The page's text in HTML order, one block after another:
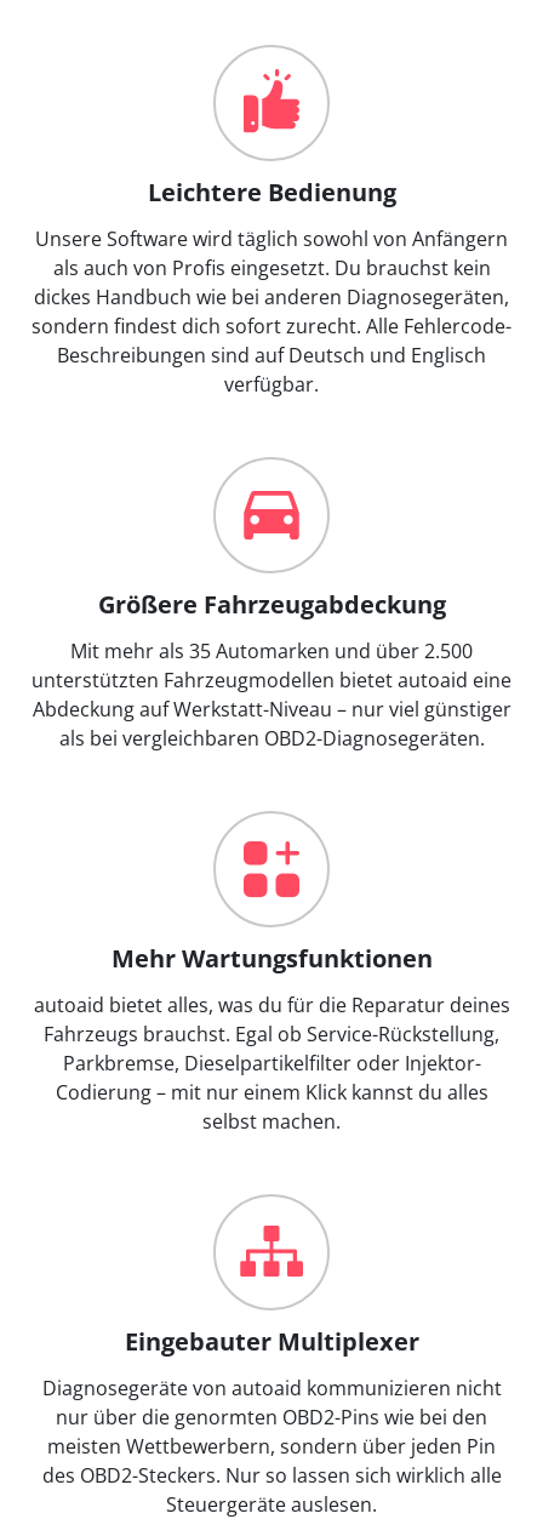
Leichtere Bedienung
Unsere Software wird täglich sowohl von Anfängern
als auch von Profis eingesetzt. Du brauchst kein
dickes Handbuch wie bei anderen Diagnosegeräten,
sondern findest dich sofort zurecht. Alle Fehlercode-
Beschreibungen sind auf Deutsch und Englisch
verfügbar.
Größere Fahrzeugabdeckung
Mit mehr als 35 Automarken und über 2.500
unterstützten Fahrzeugmodellen bietet autoaid eine
Abdeckung auf Werkstatt-Niveau – nur viel günstiger
als bei vergleichbaren OBD2-Diagnosegeräten.
Mehr Wartungsfunktionen
autoaid bietet alles, was du für die Reparatur deines
Fahrzeugs brauchst. Egal ob Service-Rückstellung,
Parkbremse, Dieselpartikelfilter oder Injektor-
Codierung – mit nur einem Klick kannst du alles
selbst machen.
Eingebauter Multiplexer
Diagnosegeräte von autoaid kommunizieren nicht
nur über die genormten OBD2-Pins wie bei den
meisten Wettbewerbern, sondern über jeden Pin
des OBD2-Steckers. Nur so lassen sich wirklich alle
Steuergeräte auslesen.